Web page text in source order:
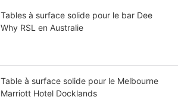
Tables à surface solide pour le bar Dee
Why RSL en Australie
Table à surface solide pour le Melbourne
Marriott Hotel Docklands